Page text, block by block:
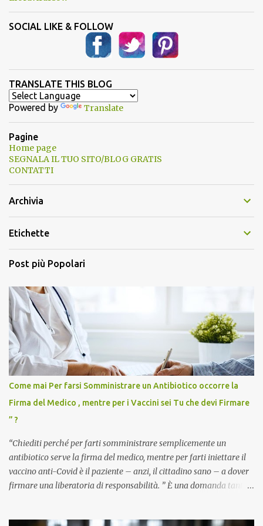
SOCIAL LIKE & FOLLOW
TRANSLATE THIS BLOG
Powered by Translate
Pagine
Home page
SEGNALA IL TUO SITO/BLOG GRATIS
CONTATTI
Archivia
Etichette
Post più Popolari
Come mai Per farsi Somministrare un Antibiotico occorre la
Firma del Medico , mentre per i Vaccini sei Tu che devi Firmare
” ?
“Chiediti perché per farti somministrare semplicemente un
antibiotico serve la firma del medico, mentre per farti iniettare il
vaccino anti-Covid è il paziente – anzi, il cittadino sano – a dover
firmare una liberatoria di responsabilità. ” È una domanda tanto